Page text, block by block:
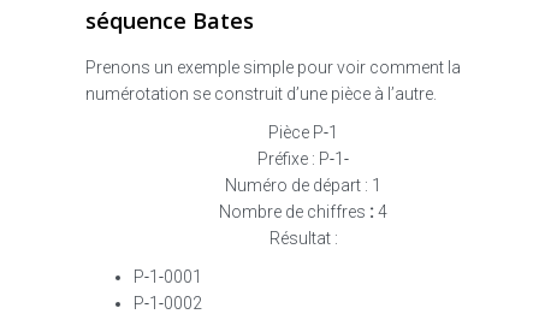
séquence Bates
Prenons un exemple simple pour voir comment la
numérotation se construit d’une pièce à l’autre.
Pièce P‑1
Préfixe : P‑1‑
Numéro de départ : 1
Nombre de chiffres :4
Résultat :
P‑1‑0001
P‑1‑0002